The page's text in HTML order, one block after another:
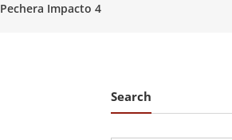
Pechera Impacto 4
Search